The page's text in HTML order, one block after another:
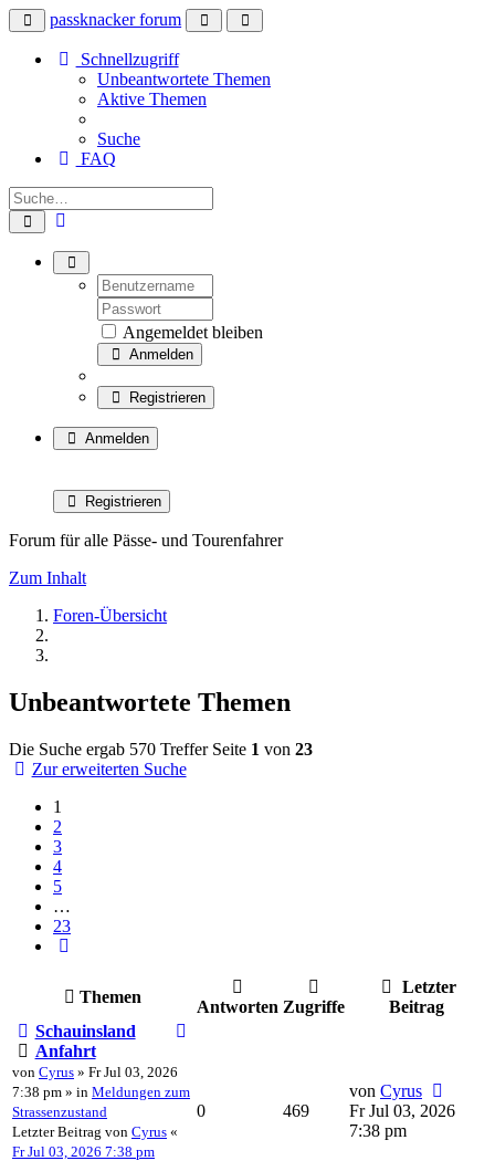
passknacker forum
Schnellzugriff
Unbeantwortete Themen
Aktive Themen
Suche
FAQ
Angemeldet bleiben
Anmelden
Registrieren
Anmelden
Registrieren
Forum für alle Pässe- und Tourenfahrer
Zum Inhalt
Foren-Übersicht
Unbeantwortete Themen
Die Suche ergab 570 Treffer Seite 1 von 23
Zur erweiterten Suche
1
2
3
4
5
…
23
Nächste
Themen
Antworten Zugriffe
Letzter
Beitrag
Schauinsland
Anfahrt
von Cyrus » Fr Jul 03, 2026
7:38 pm » in Meldungen zum
Strassenzustand
Letzter Beitrag von Cyrus «
Fr Jul 03, 2026 7:38 pm
0 469
von Cyrus
Fr Jul 03, 2026
7:38 pm